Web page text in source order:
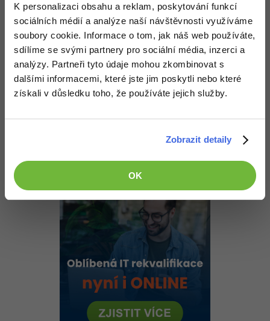
K personalizaci obsahu a reklam, poskytování funkcí
sociálních médií a analýze naší návštěvnosti využíváme
soubory cookie. Informace o tom, jak náš web používáte,
sdílíme se svými partnery pro sociální média, inzerci a
analýzy. Partneři tyto údaje mohou zkombinovat s
dalšími informacemi, které jste jim poskytli nebo které
získali v důsledku toho, že používáte jejich služby.
Zobrazit detaily
OK
Marketing -30%
WordPress
SEO -30%
UX
MS Office -80%
Google Dokumenty
Time management
Windows
Adobe Illustrator -80%
Adobe Lightroom -30%
Adobe XD -15%
Adobe InDesign -25%
Fotografování -80%
Ostatní
Kariéra
Pro firmy
key-value.
Nahoru
Tomas Laska: 18.3.2014 18:52
ide o to , že píšem bakalársku prácu s názvom"súčasné trendy v
DB systémoch a ich využite v moderných aplikáciaách" a
potrebujem ukázať na príklade kde sa tieto DB trendy využívajú.
vytvoriť databázu kde by som to práve zachytil už sa chápeme ?